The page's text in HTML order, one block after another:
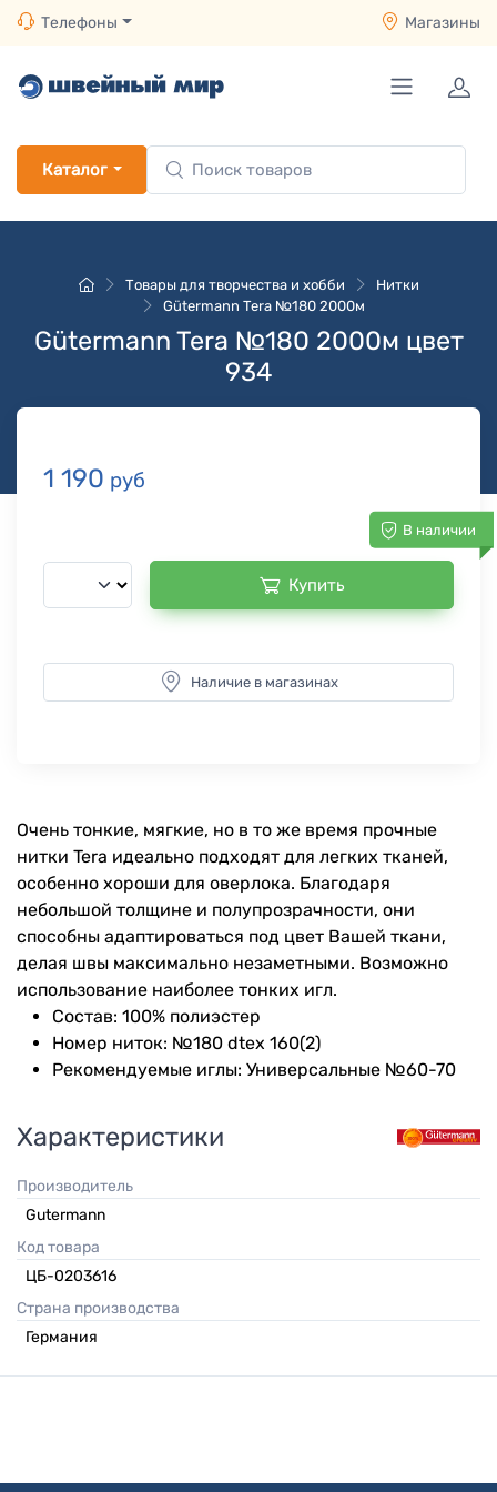
Телефоны Магазины
Каталог
Товары для творчества и хобби
Нитки
Gütermann Tera №180 2000м
Gütermann Tera №180 2000м цвет
934
1 190 руб
В наличии
Купить
Наличие в магазинах
Очень тонкие, мягкие, но в то же время прочные
нитки Tera идеально подходят для легких тканей,
особенно хороши для оверлока. Благодаря
небольшой толщине и полупрозрачности, они
способны адаптироваться под цвет Вашей ткани,
делая швы максимально незаметными. Возможно
использование наиболее тонких игл.
Состав: 100% полиэстер
Номер ниток: №180 dtex 160(2)
Рекомендуемые иглы: Универсальные №60-70
Характеристики
Производитель
Gutermann
Код товара
ЦБ-0203616
Страна производства
Германия